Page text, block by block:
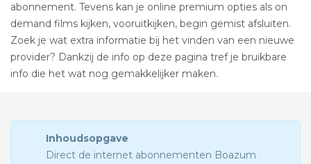
abonnement. Tevens kan je online premium opties als on
demand films kijken, vooruitkijken, begin gemist afsluiten.
Zoek je wat extra informatie bij het vinden van een nieuwe
provider? Dankzij de info op deze pagina tref je bruikbare
info die het wat nog gemakkelijker maken.
Inhoudsopgave
Direct de internet abonnementen Boazum